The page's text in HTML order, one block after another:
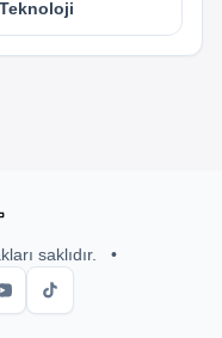
Teknoloji
saklıdır. •